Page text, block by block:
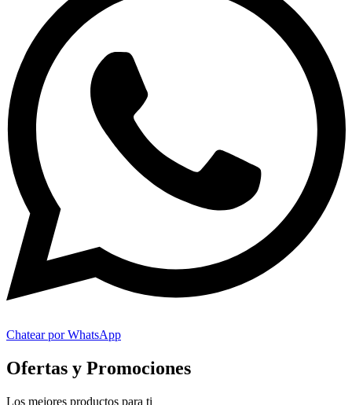
Chatear por WhatsApp
Ofertas y Promociones
Los mejores productos para ti